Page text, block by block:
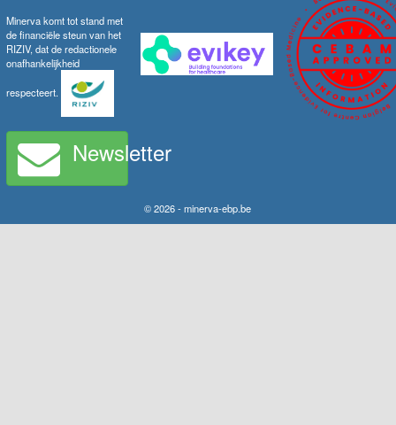
Minerva komt tot stand met
de financiële steun van het
RIZIV, dat de redactionele
onafhankelijkheid
respecteert.
Newsletter
© 2026 - minerva-ebp.be